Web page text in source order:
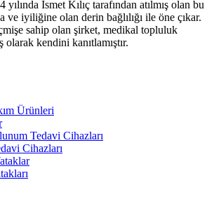
İsmet Kılıç tarafından atılmış olan bu
ve iyiliğine olan derin bağlılığı ile öne çıkar.
sahip olan şirket, medikal topluluk
kendini kanıtlamıştır.
Ürünleri
Tedavi Cihazları
Cihazları